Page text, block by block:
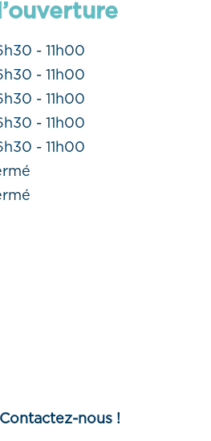
- 11h00
- 11h00
- 11h00
- 11h00
- 11h00
nous !